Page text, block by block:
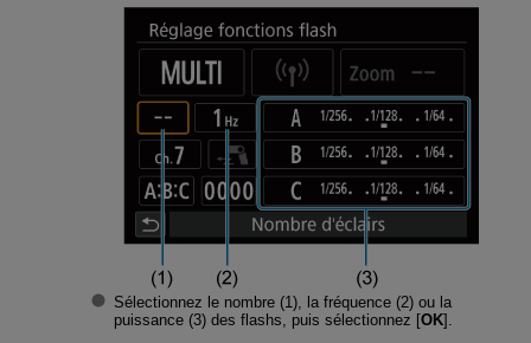
Sélectionnez le nombre (1), la fréquence (2) ou la
puissance (3) des flashs, puis sélectionnez [OK].